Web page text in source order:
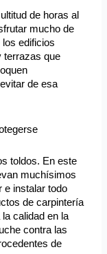
de horas al
mucho de
edificios
terrazas que
de esa
toldos. En este
muchísimos
e instalar todo
de carpintería
calidad en la
contra las
de